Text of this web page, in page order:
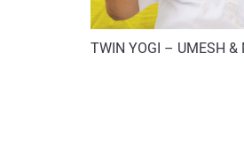
TWIN YOGI – UMESH &